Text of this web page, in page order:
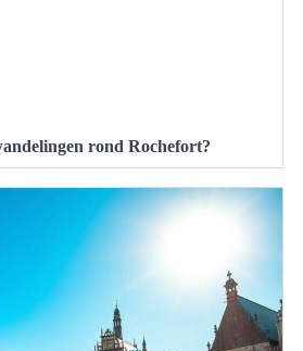
rond Rochefort?